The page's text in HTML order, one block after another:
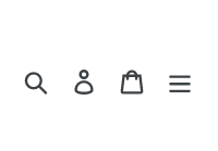
RechercherSe connecter
Panier